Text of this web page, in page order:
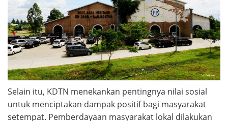
Selain itu, KDTN menekankan pentingnya nilai sosial
untuk menciptakan dampak positif bagi masyarakat
setempat. Pemberdayaan masyarakat lokal dilakukan